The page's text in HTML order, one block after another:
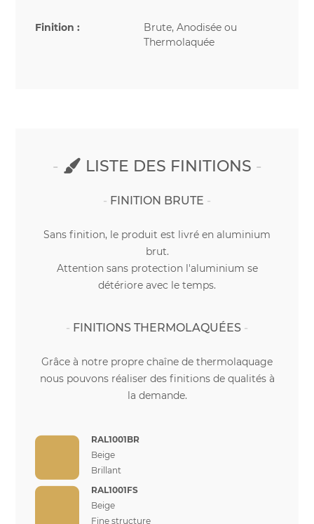
Finition :
Brute, Anodisée ou
Thermolaquée
LISTE DES FINITIONS
FINITION BRUTE
Sans finition, le produit est livré en aluminium
brut.
Attention sans protection l'aluminium se
détériore avec le temps.
FINITIONS THERMOLAQUÉES
Grâce à notre propre chaîne de thermolaquage
nous pouvons réaliser des finitions de qualités à
la demande.
RAL1001BR
Beige
Brillant
RAL1001FS
Beige
Fine structure